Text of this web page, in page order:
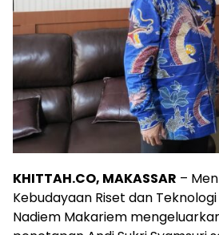
KHITTAH.CO, MAKASSAR –
Kebudayaan Riset dan
Nadiem Makariem